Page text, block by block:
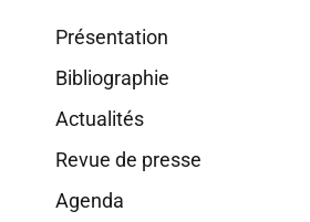
Présentation
Bibliographie
Actualités
Revue de presse
Agenda